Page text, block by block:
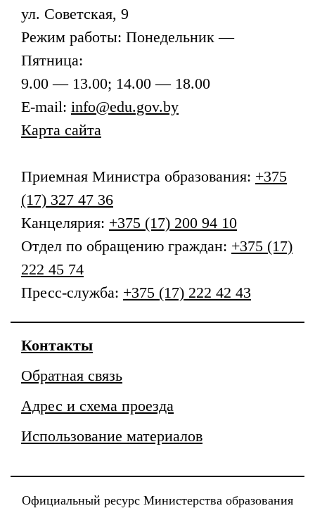
ул. Советская, 9
Режим работы: Понедельник —
Пятница:
9.00 — 13.00; 14.00 — 18.00
E-mail: info@edu.gov.by
Карта сайта
Приемная Министра образования: +375
(17) 327 47 36
Канцелярия: +375 (17) 200 94 10
Отдел по обращению граждан: +375 (17)
222 45 74
Пресс-служба: +375 (17) 222 42 43
Контакты
Обратная связь
Адрес и схема проезда
Использование материалов
Официальный ресурс Министерства образования